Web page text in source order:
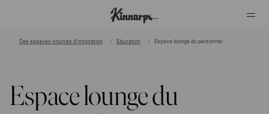
Des espaces sources d’inspiration Education Espace lounge du personnel
Espace lounge du